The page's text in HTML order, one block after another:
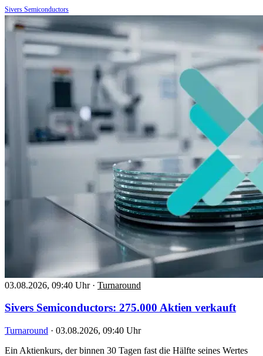
Sivers Semiconductors
03.08.2026, 09:40 Uhr · Turnaround
Sivers Semiconductors: 275.000 Aktien verkauft
Turnaround · 03.08.2026, 09:40 Uhr
Ein Aktienkurs, der binnen 30 Tagen fast die Hälfte seines Wertes